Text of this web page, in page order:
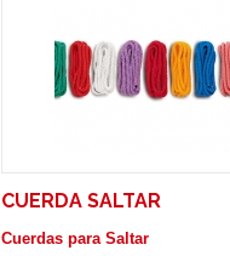
CUERDA SALTAR
Cuerdas para Saltar